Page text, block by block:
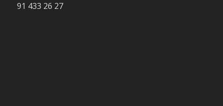
91 433 26 27